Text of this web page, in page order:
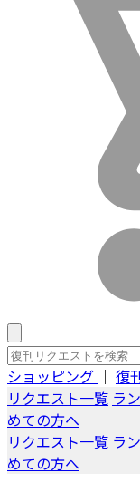
ショッピング ｜ 復
リクエスト一覧 ラ
めての方へ
リクエスト一覧 ラ
めての方へ